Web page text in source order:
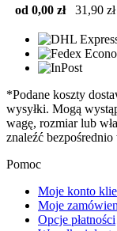
od 0,00 zł
31,90 zł
*Podane koszty
wysyłki. Mogą
wagę, rozmiar lub
znaleźć
Pomoc
Moje konto
Moje
Opcje płatności